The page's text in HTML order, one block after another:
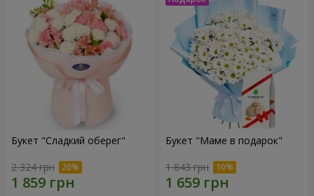
Букет "Сладкий оберег"
2 324 грн
Букет "Маме в подарок"
1 843 грн